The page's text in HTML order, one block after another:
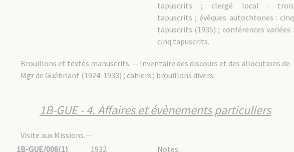
tapuscrits ; clergé local : trois
tapuscrits ; évêques autochtones : cinq
tapuscrits (1935) ; conférences variées :
cinq tapuscrits.
Brouillons et textes manuscrits. -- Inventaire des discours et des allocutions de
Mgr de Guébriant (1924-1933) ; cahiers ; brouillons divers.
1B-GUE - 4. Affaires et évènements particuliers
Visite aux Missions. --
1B-GUE/008(1)
1932 Notes.